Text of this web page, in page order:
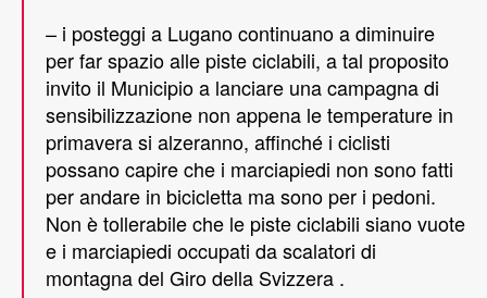
– i posteggi a Lugano continuano a diminuire
per far spazio alle piste ciclabili, a tal proposito
invito il Municipio a lanciare una campagna di
sensibilizzazione non appena le temperature in
primavera si alzeranno, affinché i ciclisti
possano capire che i marciapiedi non sono fatti
per andare in bicicletta ma sono per i pedoni.
Non è tollerabile che le piste ciclabili siano vuote
e i marciapiedi occupati da scalatori di
montagna del Giro della Svizzera .